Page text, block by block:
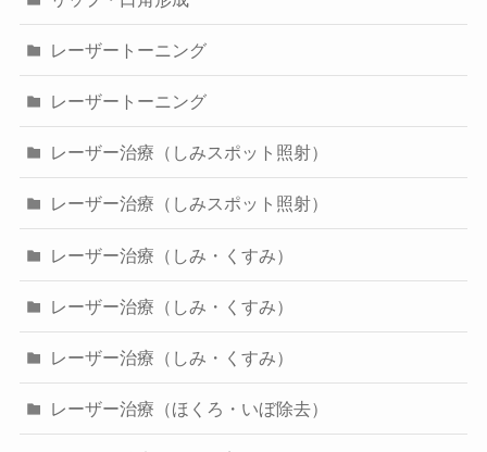
レーザートーニング
レーザートーニング
レーザー治療（しみスポット照射）
レーザー治療（しみスポット照射）
レーザー治療（しみ・くすみ）
レーザー治療（しみ・くすみ）
レーザー治療（しみ・くすみ）
レーザー治療（ほくろ・いぼ除去）